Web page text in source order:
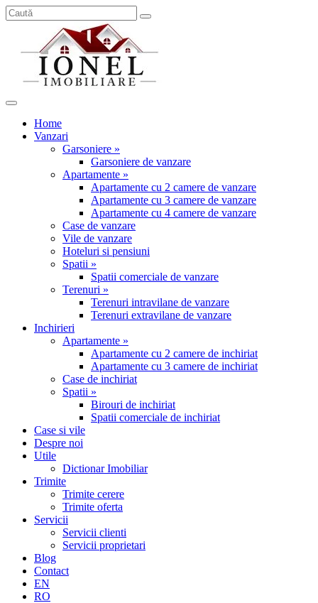
Home
Vanzari
Garsoniere »
Garsoniere de vanzare
Apartamente »
Apartamente cu 2 camere de vanzare
Apartamente cu 3 camere de vanzare
Apartamente cu 4 camere de vanzare
Case de vanzare
Vile de vanzare
Hoteluri si pensiuni
Spatii »
Spatii comerciale de vanzare
Terenuri »
Terenuri intravilane de vanzare
Terenuri extravilane de vanzare
Inchirieri
Apartamente »
Apartamente cu 2 camere de inchiriat
Apartamente cu 3 camere de inchiriat
Case de inchiriat
Spatii »
Birouri de inchiriat
Spatii comerciale de inchiriat
Case si vile
Despre noi
Utile
Dictionar Imobiliar
Trimite
Trimite cerere
Trimite oferta
Servicii
Servicii clienti
Servicii proprietari
Blog
Contact
EN
RO